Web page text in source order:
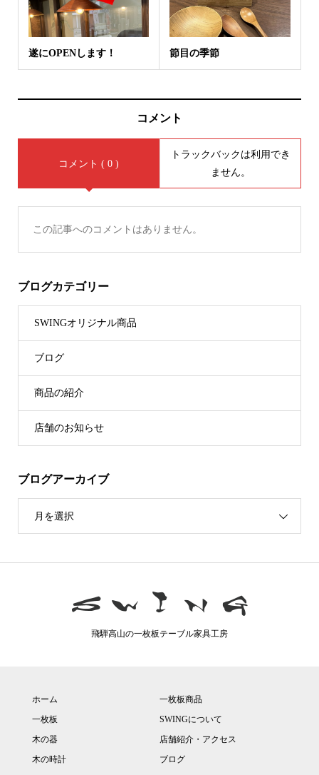
遂にOPENします！ 節目の季節
コメント
コメント ( 0 )
トラックバックは利用でき
ません。
この記事へのコメントはありません。
ブログカテゴリー
SWINGオリジナル商品
ブログ
商品の紹介
店舗のお知らせ
ブログアーカイブ
月を選択
飛騨高山の一枚板テーブル家具工房
ホーム
一枚板
木の器
木の時計
一枚板商品
SWINGについて
店舗紹介・アクセス
ブログ